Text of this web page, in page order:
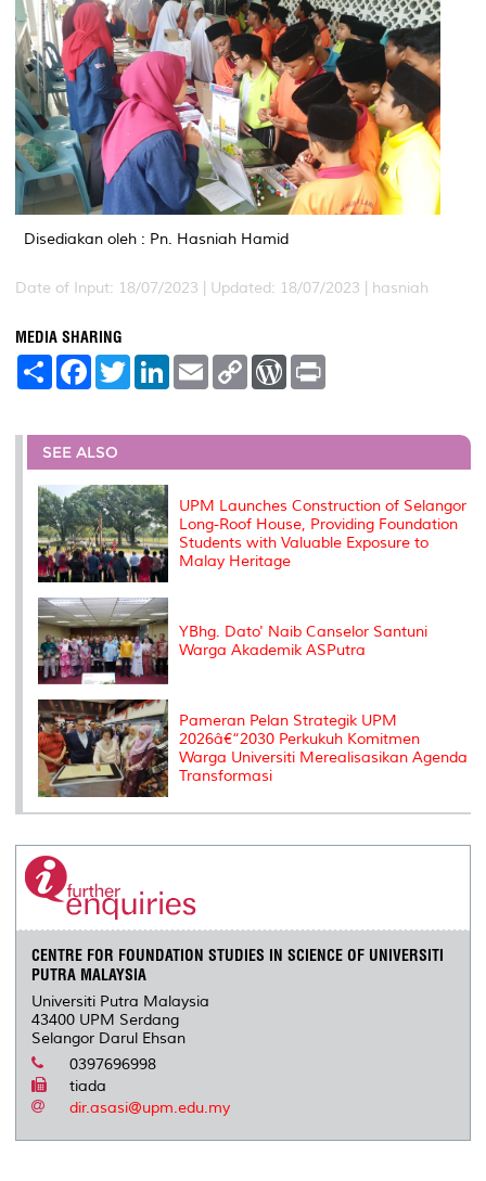
Disediakan oleh : Pn. Hasniah Hamid
Date of Input: 18/07/2023 | Updated: 18/07/2023 | hasniah
MEDIA SHARING
S
e
F
a
b
o
o
k
T
w
t
r
L
e
I
E
m
l
C
L
n
W
P
e
s
t
SEE ALSO
UPM Launches Construction of Selangor
Long-Roof House, Providing Foundation
Students with Valuable Exposure to
Malay Heritage
YBhg. Dato' Naib Canselor Santuni
Warga Akademik ASPutra
Pameran Pelan Strategik UPM
2026â€“2030 Perkukuh Komitmen
Warga Universiti Merealisasikan Agenda
Transformasi
CENTRE FOR FOUNDATION STUDIES IN SCIENCE OF UNIVERSITI
PUTRA MALAYSIA
Universiti Putra Malaysia
43400 UPM Serdang
Selangor Darul Ehsan
0397696998
tiada
dir.asasi@upm.edu.my